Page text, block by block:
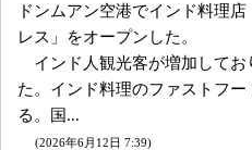
ドンムアン空港でインド料理
レス」をオープンした。
インド人観光客が増加してお
た。インド料理のファストフ
る。国...
(2026年6月12日 7:39)